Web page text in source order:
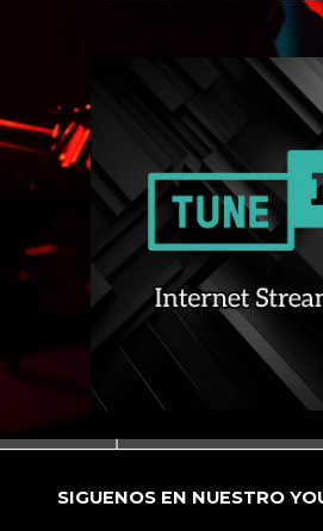
SIGUENOS EN NUESTRO